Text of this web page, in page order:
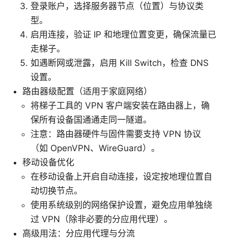
登录账户，选择服务器节点（位置）与协议类
型。
启用连接，验证 IP 和地理位置变更，确保流量已
走梯子。
如遇断网或泄露，启用 Kill Switch，检查 DNS
设置。
路由器级配置（适用于家庭网络）
将梯子工具的 VPN 客户端安装在路由器上，确
保所有设备国通通走同一隧道。
注意：路由器硬件与固件需要支持 VPN 协议
（如 OpenVPN、WireGuard）。
移动设备优化
在移动设备上开启自动连接，设定按地理位置自
动切换节点。
使用系统级别的网络保护设置，避免应用单独绕
过 VPN（除非必要的分应用代理）。
高级用法：分应用代理与分流